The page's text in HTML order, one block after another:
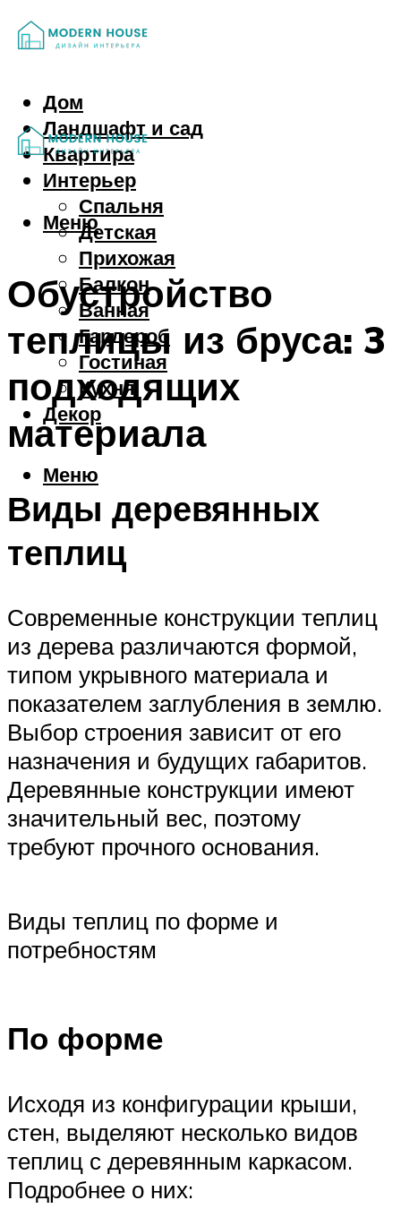
Дом
Ландшафт и сад
Квартира
Интерьер
Спальня
Детская
Прихожая
Балкон
Ванная
Гардероб
Гостиная
Кухня
Декор
Меню
Меню
Обустройство
теплицы из бруса: 3
подходящих
материала
Виды деревянных
теплиц
Современные конструкции теплиц
из дерева различаются формой,
типом укрывного материала и
показателем заглубления в землю.
Выбор строения зависит от его
назначения и будущих габаритов.
Деревянные конструкции имеют
значительный вес, поэтому
требуют прочного основания.
Виды теплиц по форме и
потребностям
По форме
Исходя из конфигурации крыши,
стен, выделяют несколько видов
теплиц с деревянным каркасом.
Подробнее о них: